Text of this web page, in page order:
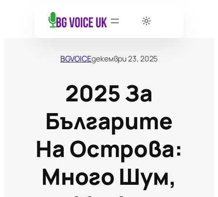
BGVOICEдекември 23, 2025
2025 За
Българите
На Острова:
Много Шум,